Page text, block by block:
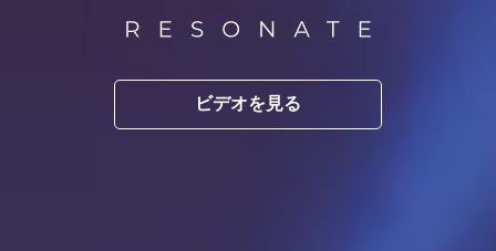
ビデオを見る